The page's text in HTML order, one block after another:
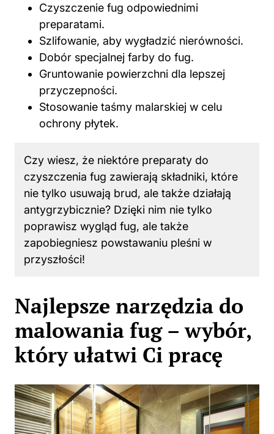
Czyszczenie fug odpowiednimi
preparatami.
Szlifowanie, aby wygładzić nierówności.
Dobór specjalnej farby do fug.
Gruntowanie powierzchni dla lepszej
przyczepności.
Stosowanie taśmy malarskiej w celu
ochrony płytek.
Czy wiesz, że niektóre preparaty do
czyszczenia fug zawierają składniki, które
nie tylko usuwają brud, ale także działają
antygrzybicznie? Dzięki nim nie tylko
poprawisz wygląd fug, ale także
zapobiegniesz powstawaniu pleśni w
przyszłości!
Najlepsze narzędzia do
malowania fug – wybór,
który ułatwi Ci pracę